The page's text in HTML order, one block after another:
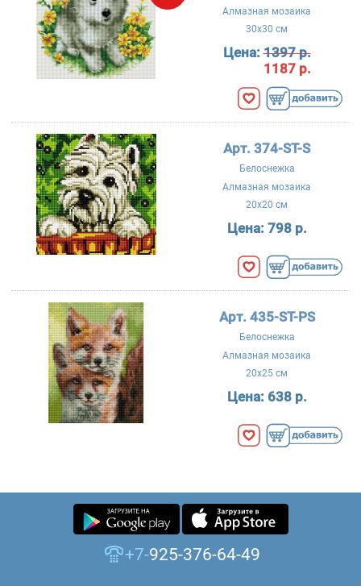
Алмазная мозаика
30x30 см
Цена:1397 р.
1187 р.
Арт. 374-ST-S
Белоснежка
Алмазная мозаика
20x20 см
Цена: 798 р.
Арт. 435-ST-PS
Белоснежка
Алмазная мозаика
20x25 см
Цена: 638 р.
+7-925-376-64-49